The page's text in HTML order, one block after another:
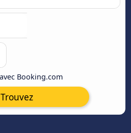
Booking.com
Trouvez